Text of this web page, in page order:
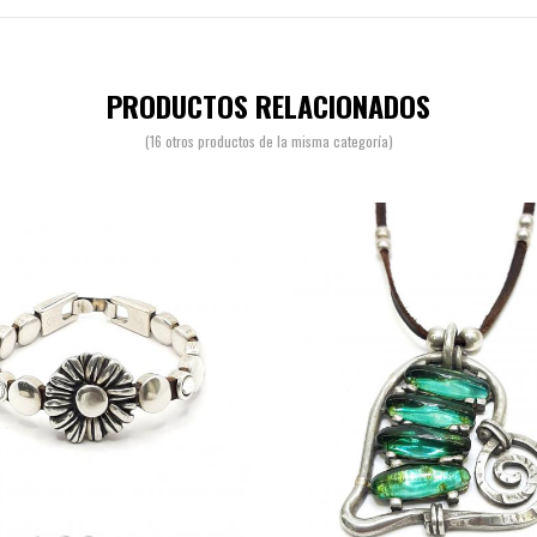
PRODUCTOS RELACIONADOS
(16 otros productos de la misma categoría)